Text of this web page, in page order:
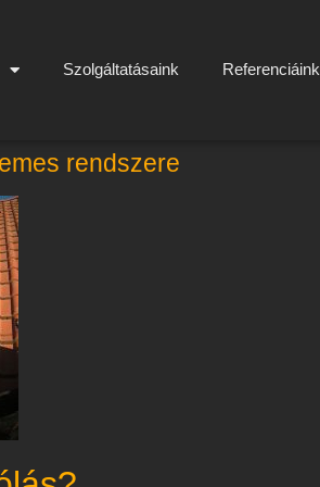
Szolgáltatásaink Referenciáink
rendszere